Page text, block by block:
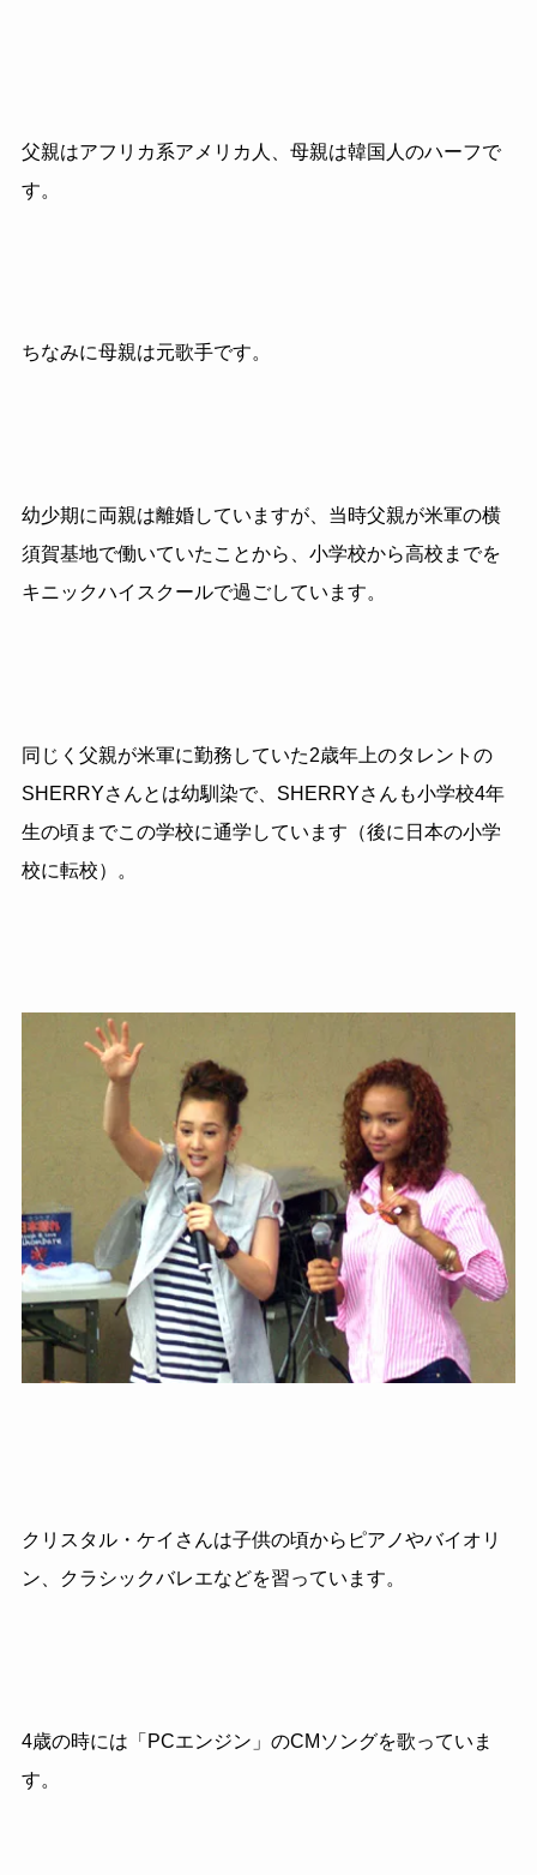
父親はアフリカ系アメリカ人、母親は韓国人のハーフで
す。
ちなみに母親は元歌手です。
幼少期に両親は離婚していますが、当時父親が米軍の横
須賀基地で働いていたことから、小学校から高校までを
キニックハイスクールで過ごしています。
同じく父親が米軍に勤務していた2歳年上のタレントの
SHERRYさんとは幼馴染で、SHERRYさんも小学校4年
生の頃までこの学校に通学しています（後に日本の小学
校に転校）。
クリスタル・ケイさんは子供の頃からピアノやバイオリ
ン、クラシックバレエなどを習っています。
4歳の時には「PCエンジン」のCMソングを歌っていま
す。